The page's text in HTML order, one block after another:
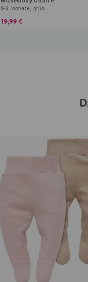
0-6 Monate, grün
19,99 €